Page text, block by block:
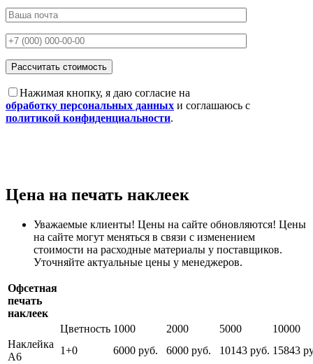
Нажимая кнопку, я даю согласие на
обработку персональных данных и соглашаюсь с
политикой конфиденциальности.
Цена на печать наклеек
Уважаемые клиенты! Цены на сайте обновляются! Цены
на сайте могут меняться в связи с изменением
стоимости на расходные материалы у поставщиков.
Уточняйте актуальные цены у менеджеров.
Офсетная
печать
наклеек
Цветность 1000 2000 5000
10000
Наклейка
А6
1+0 6000 руб. 6000 руб. 10143 руб. 15843